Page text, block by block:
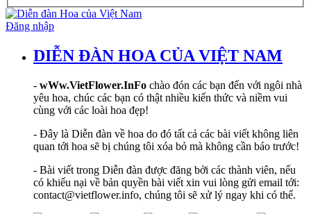
Đăng nhập
DIỄN ĐÀN HOA CỦA VIỆT NAM
- wWw.VietFlower.InFo chào đón các bạn đến với ngôi nhà
yêu hoa, chúc các bạn có thật nhiều kiến thức và niềm vui
cùng với các loài hoa đẹp!
- Đây là Diễn đàn về hoa do đó tất cả các bài viết không liên
quan tới hoa sẽ bị chúng tôi xóa bỏ mà không cần báo trước!
- Bài viết trong Diễn đàn được đăng bởi các thành viên, nếu
có khiếu nại về bản quyền bài viết xin vui lòng gửi email tới:
contact@vietflower.info, chúng tôi sẽ xử lý ngay khi có thể.